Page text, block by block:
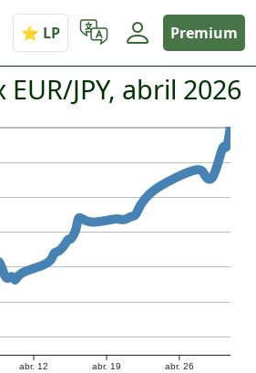
Premium
EUR/JPY, abril 2026
abr. 12 abr. 19 abr. 26